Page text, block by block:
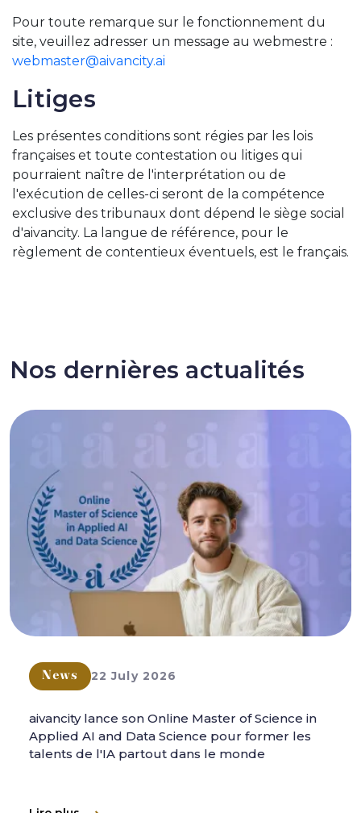
Pour toute remarque sur le fonctionnement du
site, veuillez adresser un message au webmestre :
webmaster@aivancity.ai
Litiges
Les présentes conditions sont régies par les lois
françaises et toute contestation ou litiges qui
pourraient naître de l'interprétation ou de
l'exécution de celles-ci seront de la compétence
exclusive des tribunaux dont dépend le siège social
d'aivancity. La langue de référence, pour le
règlement de contentieux éventuels, est le français.
Nos dernières actualités
News 22 July 2026
aivancity lance son Online Master of Science in
Applied AI and Data Science pour former les
talents de l'IA partout dans le monde